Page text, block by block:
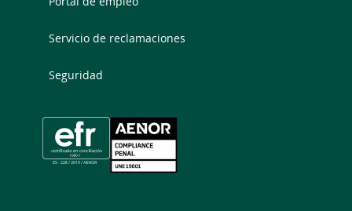
Servicio de reclamaciones
Seguridad